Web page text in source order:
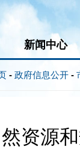
新闻中心
- 政府信息公开 -
资源